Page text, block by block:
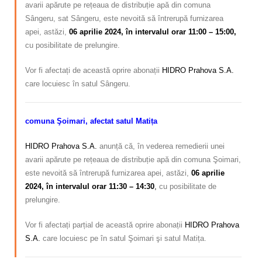
avarii apărute pe rețeaua de distribuție apă din comuna
Sângeru, sat Sângeru, este nevoită să întrerupă furnizarea
apei, astăzi, 06 aprilie 2024, în intervalul orar 11:00 – 15:00,
cu posibilitate de prelungire.
Vor fi afectați de această oprire abonații HIDRO Prahova S.A.
care locuiesc în satul Sângeru.
comuna Şoimari, afectat satul Matița
HIDRO Prahova S.A. anunță că, în vederea remedierii unei
avarii apărute pe rețeaua de distribuție apă din comuna Şoimari,
este nevoită să întrerupă furnizarea apei, astăzi, 06 aprilie
2024, în intervalul orar 11:30 – 14:30 cu posibilitate de
prelungire.
Vor fi afectați parțial de această oprire abonații HIDRO Prahova
S.A. care locuiesc pe în satul Şoimari şi satul Matița.